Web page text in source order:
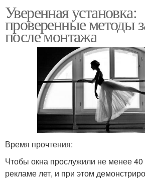
Уверенная установка:
проверенные методы
после монтажа
Время прочтения:
Чтобы окна прослужили не менее
рекламе лет, и при этом